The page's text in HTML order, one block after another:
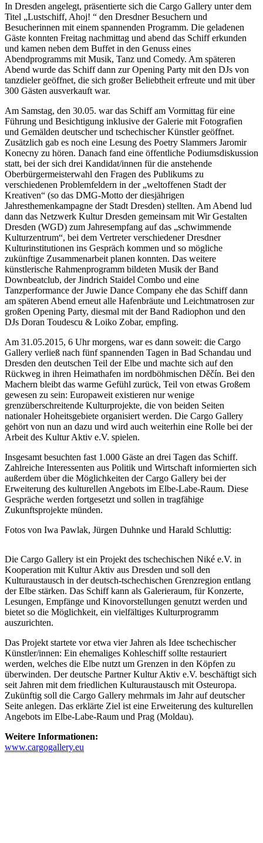
In Dresden angelegt, präsentierte sich die Cargo Gallery unter dem
Titel „Lustschiff, Ahoj! “ den Dresdner Besuchern und
Besucherinnen mit einem spannenden Programm. Die geladenen
Gäste konnten Freitag nachmittag und abend das Schiff erkunden
und kamen neben dem Buffet in den Genuss eines
Abendprogramms mit Musik, Tanz und Comedy. Am späteren
Abend wurde das Schiff dann zur Opening Party mit den DJs von
tanzdieler geöffnet, die sich großer Beliebtheit erfreute und mit über
300 Gästen ausverkauft war.
Am Samstag, den 30.05. war das Schiff am Vormittag für eine
Führung und Besichtigung inklusive der Galerie mit Fotografien
und Gemälden deutscher und tschechischer Künstler geöffnet.
Zusätzlich gab es noch eine Lesung des Poetry Slammers Jaromir
Konecny zu hören. Danach fand eine öffentliche Podiumsdiskussion
statt, bei der sich drei Kandidat/innen für die anstehende
Oberbürgermeisterwahl den Fragen des Publikums zu
verschiedenen Problemfeldern in der „weltoffenen Stadt der
Kreativen“ (so das DMG-Motto der diesjährigen
Jahresthemenkampagne der Stadt Dresden) stellten. Am Abend lud
dann das Netzwerk Kultur Dresden gemeinsam mit Wir Gestalten
Dresden (WGD) zum Jahresempfang auf das „schwimmende
Kulturzentrum“, bei dem Vertreter verschiedener Dresdner
Kulturinstitutionen ins Gespräch kommen und so mögliche
zukünftige Zusammenarbeit planen konnten. Das weitere
künstlerische Rahmenprogramm bildeten Musik der Band
Downbeatclub, der Jindrich Staidel Combo und eine
Tanzperformance der Juwie Dance Company ehe das Schiff dann
am späteren Abend erneut alle Hafenbräute und Leichtmatrosen zur
großen Opening Party, diesmal mit der Band Radiophon und den
DJs Doran Toudescu & Loiko Zobar, empfing.
Am 31.05.2015, 6 Uhr morgens, war es dann soweit: die Cargo
Gallery verließ nach fünf spannenden Tagen in Bad Schandau und
Dresden den deutschen Teil der Elbe und machte sich auf den
Rückweg in ihren Heimathafen im nordböhmischen Děčín. Bei den
Machern bleibt das warme Gefühl zurück, Teil von etwas Großem
gewesen zu sein: Europaweit existieren nur wenige
grenzüberschreitende Kulturprojekte, die von beiden Seiten
nationaler Hoheitsgebiete organisiert werden. Die Cargo Gallery
gehört von nun an dazu und wird auch weiterhin eine Rolle bei der
Arbeit des Kultur Aktiv e.V. spielen.
Insgesamt besuchten fast 1.000 Gäste an drei Tagen das Schiff.
Zahlreiche Interessenten aus Politik und Wirtschaft informierten sich
außerdem über die Möglichkeiten der Cargo Gallery bei der
Erweiterung des kulturellen Angebots im Elbe-Labe-Raum. Diese
Gespräche werden fortgesetzt und sollen in tragfähige
Zukunftsprojekte münden.
Fotos von Iwa Pawlak, Jürgen Duhnke und Harald Schluttig:
Die Cargo Gallery ist ein Projekt des tschechischen Niké e.V. in
Kooperation mit Kultur Aktiv aus Dresden und soll den
Kulturaustausch in der deutsch-tschechischen Grenzregion entlang
der Elbe stärken. Das Schiff kann als Galerieraum, für Konzerte,
Lesungen, Empfänge und Kinovorstellungen genutzt werden und
bietet so die Möglichkeit, ein vielfältiges Kulturprogramm
auszurichten.
Das Projekt startete vor etwa vier Jahren als Idee tschechischer
Künstler/innen: Ein ehemaliges Kohleschiff sollte restauriert
werden, welches die Elbe nutzt um Grenzen in den Köpfen zu
überwinden. Der deutsche Partner Kultur Aktiv e.V. beschäftigt sich
seit Jahren mit dem friedlichen Kulturaustausch mit Osteuropa.
Zukünftig soll die Cargo Gallery mehrmals im Jahr auf deutscher
Seite anlegen. Das erklärte Ziel ist eine Erweiterung des kulturellen
Angebots im Elbe-Labe-Raum und Prag (Moldau).
Weitere Informationen:
www.cargogallery.eu